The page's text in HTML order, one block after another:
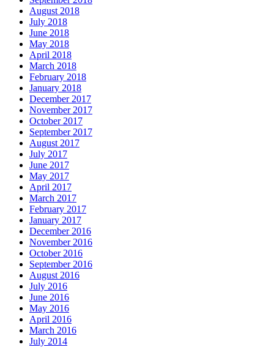
August 2018
July 2018
June 2018
May 2018
April 2018
March 2018
February 2018
January 2018
December 2017
November 2017
October 2017
September 2017
August 2017
July 2017
June 2017
May 2017
April 2017
March 2017
February 2017
January 2017
December 2016
November 2016
October 2016
September 2016
August 2016
July 2016
June 2016
May 2016
April 2016
March 2016
July 2014